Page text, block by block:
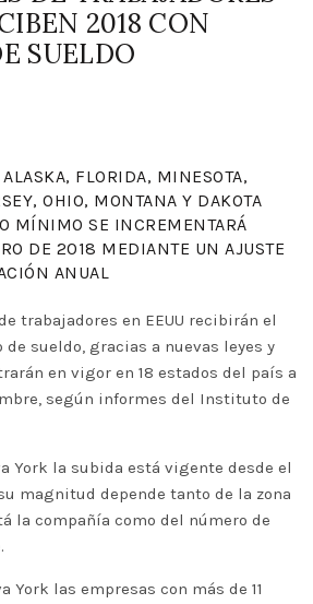
2018 CON
SUELDO
FLORIDA, MINESOTA,
OHIO, MONTANA Y DAKOTA
MÍNIMO SE INCREMENTARÁ
DE 2018 MEDIANTE UN AJUSTE
ANUAL
trabajadores en EEUU recibirán el
de sueldo, gracias a nuevas leyes y
en vigor en 18 estados del país a
según informes del Instituto de
York la subida está vigente desde el
magnitud depende tanto de la zona
la compañía como del número de
York las empresas con más de 11